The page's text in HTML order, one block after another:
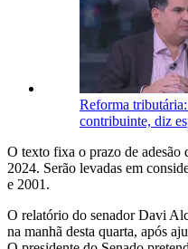
Reforma
contribuinte, diz
O texto fixa o prazo de adesão
2024. Serão levadas em
e 2001.
O relatório do senador Davi
na manhã desta quarta, após